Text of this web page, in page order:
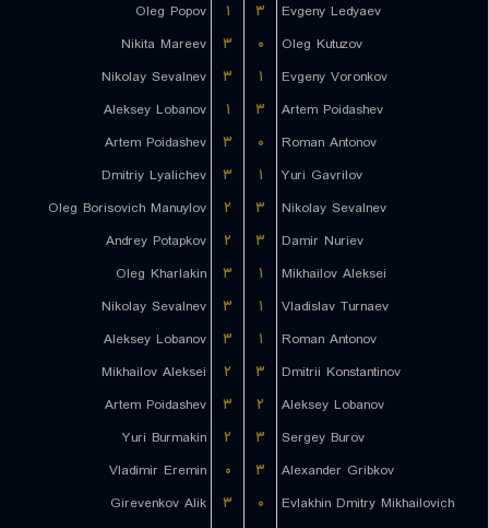
Oleg Popov
۱ ۳
Evgeny Ledyaev
Nikita Mareev
۳ ۰
Oleg Kutuzov
Nikolay Sevalnev
۳ ۱
Evgeny Voronkov
Aleksey Lobanov
۱ ۳
Artem Poidashev
Artem Poidashev
۳ ۰
Roman Antonov
Dmitriy Lyalichev
۳ ۱
Yuri Gavrilov
Oleg Borisovich Manuylov
۲ ۳
Nikolay Sevalnev
Andrey Potapkov
۲ ۳
Damir Nuriev
Oleg Kharlakin
۳ ۱
Mikhailov Aleksei
Nikolay Sevalnev
۳ ۱
Vladislav Turnaev
Aleksey Lobanov
۳ ۱
Roman Antonov
Mikhailov Aleksei
۲ ۳
Dmitrii Konstantinov
Artem Poidashev
۳ ۲
Aleksey Lobanov
Yuri Burmakin
۲ ۳
Sergey Burov
Vladimir Eremin
۰ ۳
Alexander Gribkov
Girevenkov Alik
۳ ۰
Evlakhin Dmitry Mikhailovich